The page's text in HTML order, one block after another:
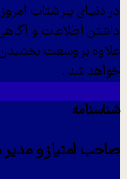
در دنیـای پـر شتاب
داشتن اطلاعات و
علاوه بر وسعت بخشیدن
خواهد شد .
شناسنامه
صاحب امتیاز و